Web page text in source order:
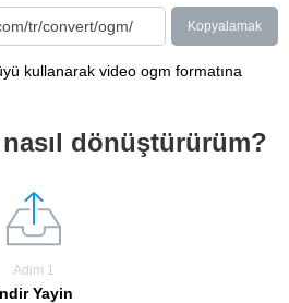
Kopyalamak
kullanarak video ogm formatına
nasıl dönüştürürüm?
Adim 1
Yayin